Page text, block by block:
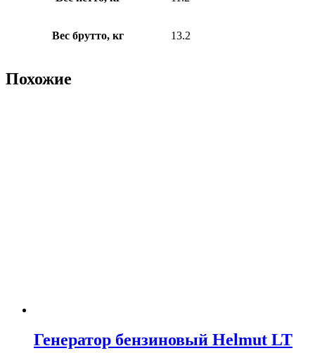
Вес брутто, кг 13.2
Похожие
Генератор бензиновый Helmut LT